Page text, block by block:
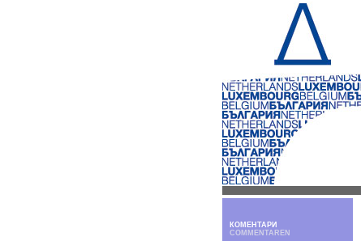
КОМЕНТАРИ
COMMENTAREN